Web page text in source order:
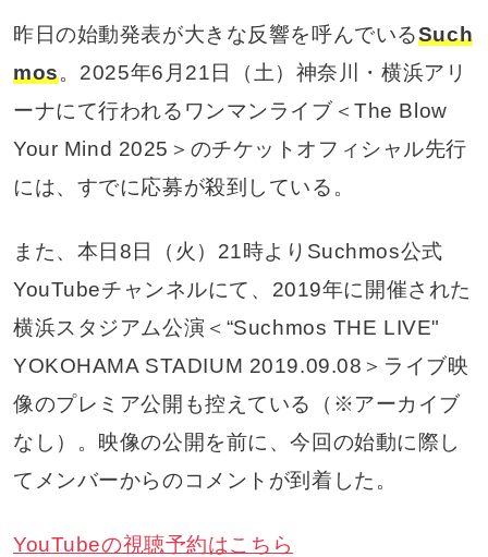
昨日の始動発表が大きな反響を呼んでいるSuch
mos。2025年6月21日（土）神奈川・横浜アリ
ーナにて行われるワンマンライブ＜The Blow
Your Mind 2025＞のチケットオフィシャル先行
には、すでに応募が殺到している。
また、本日8日（火）21時よりSuchmos公式
YouTubeチャンネルにて、2019年に開催された
横浜スタジアム公演＜“Suchmos THE LIVE"
YOKOHAMA STADIUM 2019.09.08＞ライブ映
像のプレミア公開も控えている（※アーカイブ
なし）。映像の公開を前に、今回の始動に際し
てメンバーからのコメントが到着した。
YouTubeの視聴予約はこちら